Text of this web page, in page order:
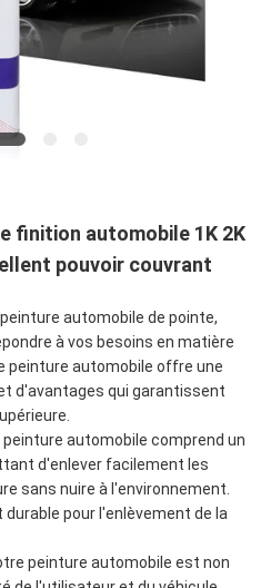
finition automobile 1K 2K
pouvoir couvrant
automobile de pointe,
à vos besoins en matière
peinture automobile offre une
d'avantages qui garantissent
peinture automobile comprend un
d'enlever facilement les
sans nuire à l'environnement.
pour l'enlèvement de la
peinture automobile est non